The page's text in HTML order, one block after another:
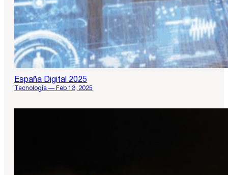
España Digital 2025
Tecnología — Feb 13, 2025